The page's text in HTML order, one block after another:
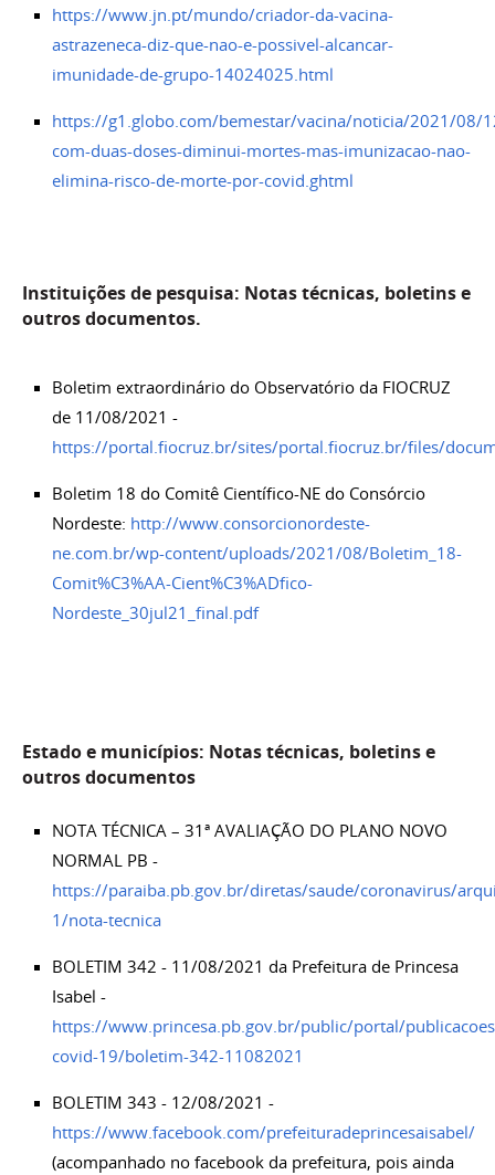
https://www.jn.pt/mundo/criador-da-vacina-
astrazeneca-diz-que-nao-e-possivel-alcancar-
imunidade-de-grupo-14024025.html
https://g1.globo.com/bemestar/vacina/noticia/2021/08/
com-duas-doses-diminui-mortes-mas-imunizacao-nao-
elimina-risco-de-morte-por-covid.ghtml
Instituições de pesquisa: Notas técnicas, boletins e
outros documentos.
Boletim extraordinário do Observatório da FIOCRUZ
de 11/08/2021 -
https://portal.fiocruz.br/sites/portal.fiocruz.br/files/
Boletim 18 do Comitê Científico-NE do Consórcio
Nordeste: http://www.consorcionordeste-
ne.com.br/wp-content/uploads/2021/08/Boletim_18-
Comit%C3%AA-Cient%C3%ADfico-
Nordeste_30jul21_final.pdf
Estado e municípios: Notas técnicas, boletins e
outros documentos
NOTA TÉCNICA – 31ª AVALIAÇÃO DO PLANO NOVO
NORMAL PB -
https://paraiba.pb.gov.br/diretas/saude/coronavirus/
1/nota-tecnica
BOLETIM 342 - 11/08/2021 da Prefeitura de Princesa
Isabel -
https://www.princesa.pb.gov.br/public/portal/
covid-19/boletim-342-11082021
BOLETIM 343 - 12/08/2021 -
https://www.facebook.com/prefeituradeprincesaisabel/
(acompanhado no facebook da prefeitura, pois ainda